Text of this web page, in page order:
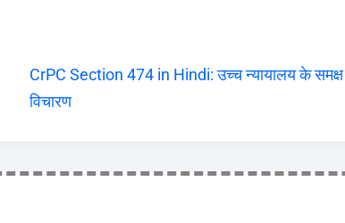
CrPC Section 474 in Hindi: उच्च न्यायालय के समक्ष
विचारण